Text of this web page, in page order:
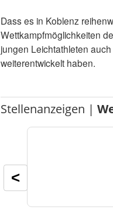
Dass es in Koblenz
Wettkampfmöglichkeiten
jungen Leichtathleten
weiterentwickelt haben.
Stellenanzeigen |
<